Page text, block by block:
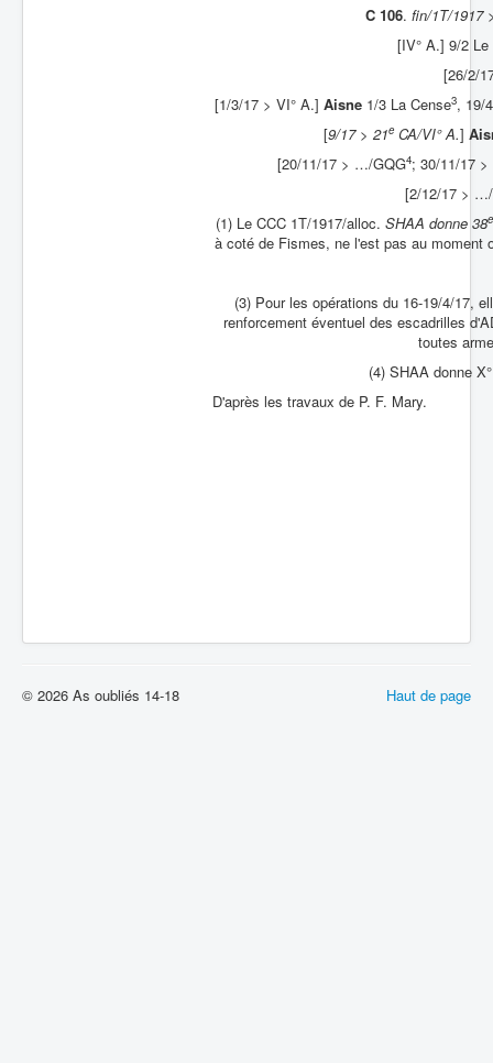
C 106. fin/1T/1917
[IV° A.] 9/2
[26/2/
[1/3/17 > VI° A.] Aisne 1/3 La Cense3, 19/
[9/17 > 21eCA/VI° A.]
[20/11/17 > …/GQG4; 30/11/17
[2/12/17 >
(1) Le CCC 1T/1917/alloc. SHAA donne 38e
à coté de Fismes, ne l'est pas au moment
(3) Pour les opérations du 16-19/4/17,
renforcement éventuel des escadrilles
toutes
(4) SHAA donne
D'après les travaux de P. F. Mary.
Haut de page
© 2026 As oubliés 14-18